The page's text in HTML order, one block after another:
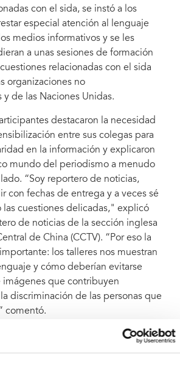
con el sida, se instó a los
especial atención al lenguaje
medios informativos y se les
a unas sesiones de formación
relacionadas con el sida
organizaciones no
de las Naciones Unidas.
destacaron la necesidad
entre sus colegas para
en la información y explicaron
mundo del periodismo a menudo
“Soy reportero de noticias,
con fechas de entrega y a veces sé
las cuestiones delicadas," explicó
de noticias de la sección inglesa
de China (CCTV). “Por eso la
los talleres nos muestran
y cómo deberían evitarse
imágenes que contribuyen
discriminación de las personas que
comentó.
el cambio